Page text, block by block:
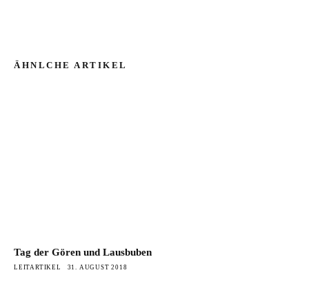
ÄHNLCHE ARTIKEL
Tag der Gören und Lausbuben
LEITARTIKEL 31. AUGUST 2018